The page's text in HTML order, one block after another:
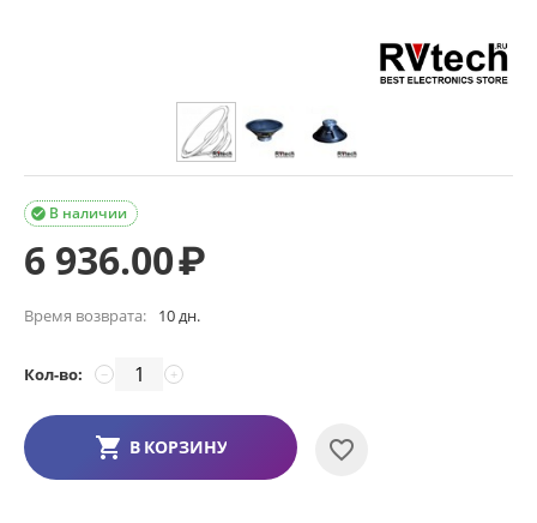
В наличии

6 936.00₽
Время возврата: 10 дн.
Кол-во: +
−
В КОРЗИНУ